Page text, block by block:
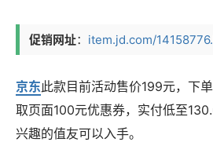
促销网址： item.jd.com/
京东此款目前活动售价199元，下
取页面100元优惠券，实付低至
兴趣的值友可以入手。